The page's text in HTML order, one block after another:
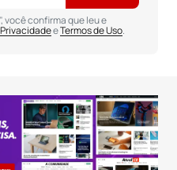
você confirma que leu e
eTermos de Uso.